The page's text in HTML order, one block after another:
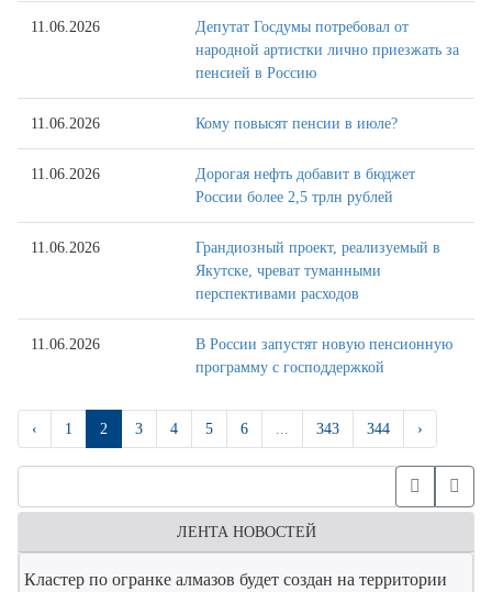
11.06.2026
Депутат Госдумы потребовал от
народной артистки лично приезжать за
пенсией в Россию
11.06.2026 Кому повысят пенсии в июле?
11.06.2026
Дорогая нефть добавит в бюджет
России более 2,5 трлн рублей
11.06.2026
Грандиозный проект, реализуемый в
Якутске, чреват туманными
перспективами расходов
11.06.2026
В России запустят новую пенсионную
программу с господдержкой
‹ 1 2 3 4 5 6 ... 343 344 ›
ЛЕНТА НОВОСТЕЙ
Кластер по огранке алмазов будет создан на территории